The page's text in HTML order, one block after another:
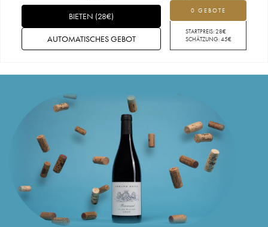
0 GEBOTE
STARTPREIS:28€
SCHÄTZUNG:45€
BIETEN (28€)
AUTOMATISCHES GEBOT